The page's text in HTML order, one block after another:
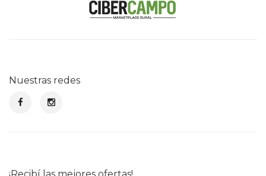
Nuestras redes
¡Recibí las mejores ofertas!